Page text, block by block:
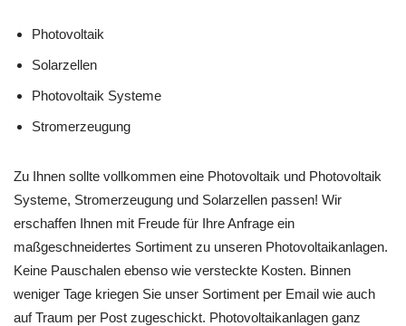
Photovoltaik
Solarzellen
Photovoltaik Systeme
Stromerzeugung
Zu Ihnen sollte vollkommen eine Photovoltaik und Photovoltaik
Systeme, Stromerzeugung und Solarzellen passen! Wir
erschaffen Ihnen mit Freude für Ihre Anfrage ein
maßgeschneidertes Sortiment zu unseren Photovoltaikanlagen.
Keine Pauschalen ebenso wie versteckte Kosten. Binnen
weniger Tage kriegen Sie unser Sortiment per Email wie auch
auf Traum per Post zugeschickt. Photovoltaikanlagen ganz